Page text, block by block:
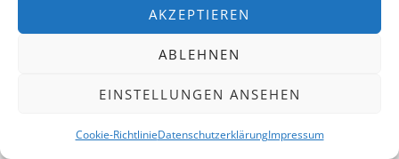
AKZEPTIEREN
ABLEHNEN
EINSTELLUNGEN ANSEHEN
Cookie-RichtlinieDatenschutzerklärungImpressum